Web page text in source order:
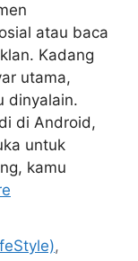
atau baca
Kadang
utama,
dinyalain.
di Android,
untuk
kamu
,